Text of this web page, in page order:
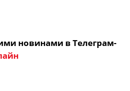
новинами в Телеграм-